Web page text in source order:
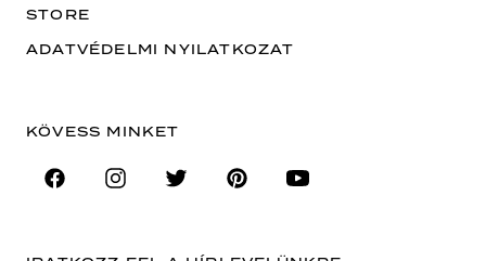
STORE
ADATVÉDELMI NYILATKOZAT
KÖVESS MINKET